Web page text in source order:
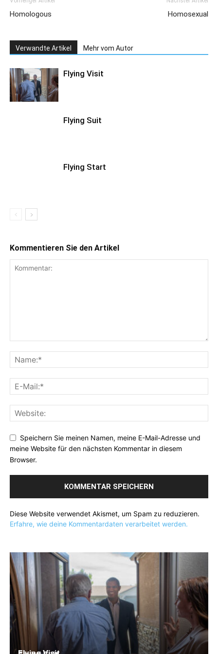
Homologous Homosexual
Verwandte Artikel Mehr vom Autor
Flying Visit
Flying Suit
Flying Start
Kommentieren Sie den Artikel
Speichern Sie meinen Namen, meine E-Mail-Adresse und
meine Website für den nächsten Kommentar in diesem
Browser.
Diese Website verwendet Akismet, um Spam zu reduzieren.
Erfahre, wie deine Kommentardaten verarbeitet werden.